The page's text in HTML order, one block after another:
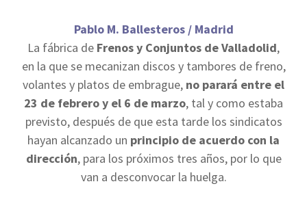
Pablo M. Ballesteros / Madrid
La fábrica de Frenos y Conjuntos de Valladolid,
en la que se mecanizan discos y tambores de freno,
volantes y platos de embrague, no parará entre el
23 de febrero y el 6 de marzo, tal y como estaba
previsto, después de que esta tarde los sindicatos
hayan alcanzado un principio de acuerdo con la
dirección, para los próximos tres años, por lo que
van a desconvocar la huelga.